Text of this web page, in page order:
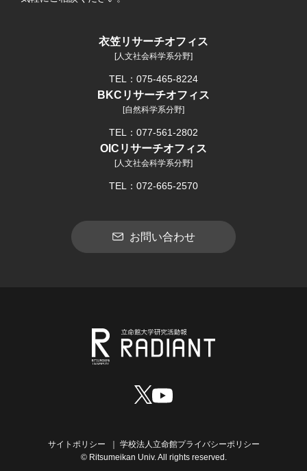
衣笠リサーチオフィス
[人文社会科学系分野]
TEL：075-465-8224
BKCリサーチオフィス
[自然科学系分野]
TEL：077-561-2802
OICリサーチオフィス
[人文社会科学系分野]
TEL：072-665-2570
お問い合わせ
© Ritsumeikan Univ. All rights reserved.
サイトポリシー 学校法人立命館プライバシーポリシー